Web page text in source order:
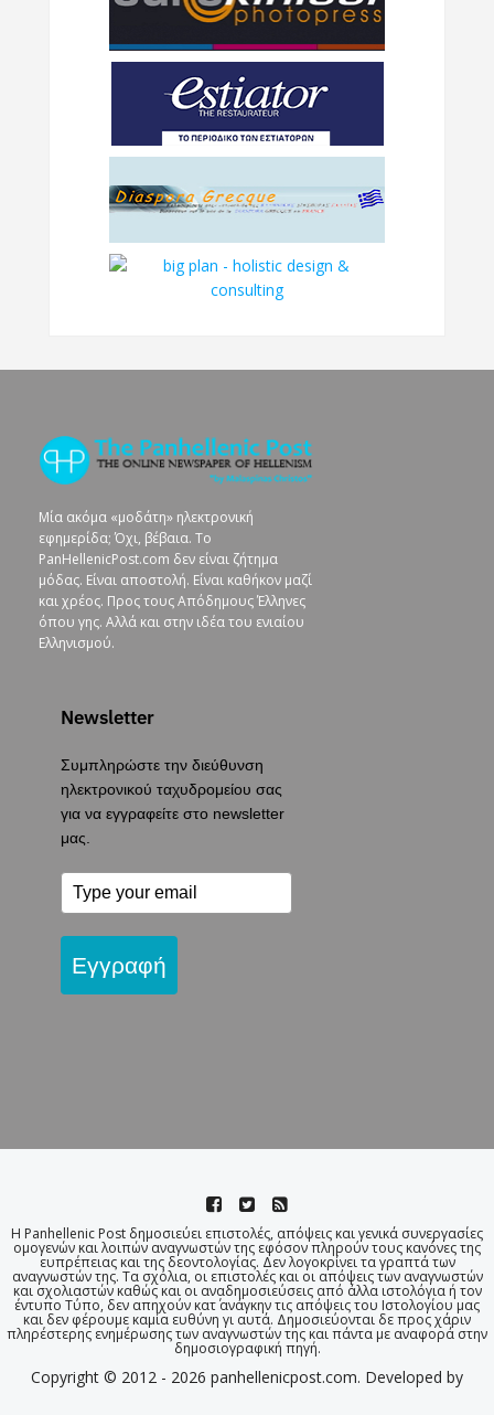
Μία ακόμα «μοδάτη» ηλεκτρονική
εφημερίδα; Όχι, βέβαια. To
PanHellenicPost.com δεν είναι ζήτημα
μόδας. Είναι αποστολή. Είναι καθήκον μαζί
και χρέος. Προς τους Απόδημους Έλληνες
όπου γης. Αλλά και στην ιδέα του ενιαίου
Ελληνισμού.
Newsletter
Συμπληρώστε την διεύθυνση
ηλεκτρονικού ταχυδρομείου σας
για να εγγραφείτε στο newsletter
μας.
Εγγραφή
Η Panhellenic Post δημοσιεύει επιστολές, απόψεις και γενικά συνεργασίες
ομογενών και λοιπών αναγνωστών της εφόσον πληρούν τους κανόνες της
ευπρέπειας και της δεοντολογίας. Δεν λογοκρίνει τα γραπτά των
αναγνωστών της. Τα σχόλια, οι επιστολές και οι απόψεις των αναγνωστών
και σχολιαστών καθώς και οι αναδημοσιεύσεις από άλλα ιστολόγια ή τον
έντυπο Τύπο, δεν απηχούν κατ΄ ανάγκην τις απόψεις του Ιστολογίου μας
και δεν φέρουμε καμία ευθύνη γι αυτά. Δημοσιεύονται δε προς χάριν
πληρέστερης ενημέρωσης των αναγνωστών της και πάντα με αναφορά στην
δημοσιογραφική πηγή.
Copyright © 2012 - 2026 panhellenicpost.com. Developed by